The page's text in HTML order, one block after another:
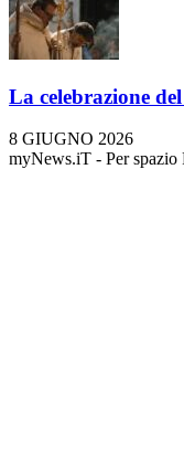
La celebrazione
8 GIUGNO 2026
myNews.iT - Per